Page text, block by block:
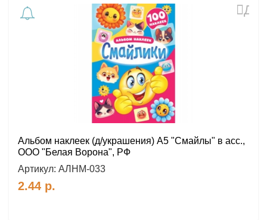
Альбом наклеек (д/украшения) А5 "Смайлы" в асс.,
ООО "Белая Ворона", РФ
Артикул: АЛНМ-033
2.44 р.